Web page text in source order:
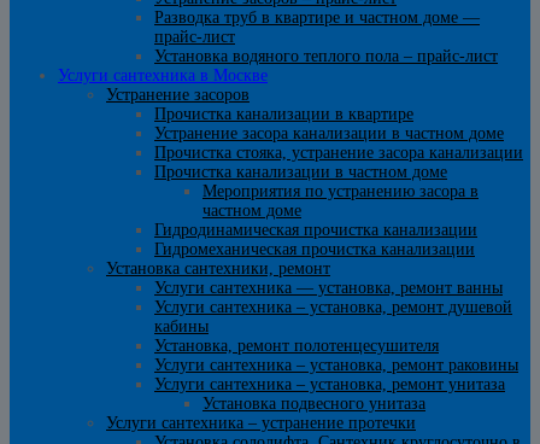
Разводка труб в квартире и частном доме —
прайс-лист
Установка водяного теплого пола – прайс-лист
Услуги сантехника в Москве
Устранение засоров
Прочистка канализации в квартире
Устранение засора канализации в частном доме
Прочистка стояка, устранение засора канализации
Прочистка канализации в частном доме
Мероприятия по устранению засора в
частном доме
Гидродинамическая прочистка канализации
Гидромеханическая прочистка канализации
Установка сантехники, ремонт
Услуги сантехника — установка, ремонт ванны
Услуги сантехника – установка, ремонт душевой
кабины
Установка, ремонт полотенцесушителя
Услуги сантехника – установка, ремонт раковины
Услуги сантехника – установка, ремонт унитаза
Установка подвесного унитаза
Услуги сантехника – устранение протечки